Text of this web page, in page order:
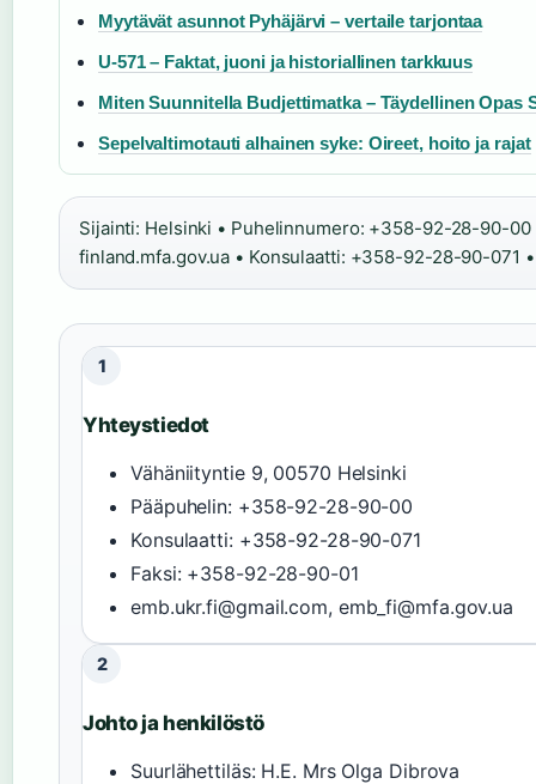
Myytävät asunnot Pyhäjärvi – vertaile tarjontaa
U-571 – Faktat, juoni ja historiallinen tarkkuus
Miten Suunnitella Budjettimatka – Täydellinen Opas
Sepelvaltimotauti alhainen syke: Oireet, hoito ja rajat
Sijainti: Helsinki • Puhelinnumero: +358-92-28-90-00
finland.mfa.gov.ua • Konsulaatti: +358-92-28-90-071
1
Yhteystiedot
Vähäniityntie 9, 00570 Helsinki
Pääpuhelin: +358-92-28-90-00
Konsulaatti: +358-92-28-90-071
Faksi: +358-92-28-90-01
emb.ukr.fi@gmail.com, emb_fi@mfa.gov.ua
2
Johto ja henkilöstö
Suurlähettiläs: H.E. Mrs Olga Dibrova